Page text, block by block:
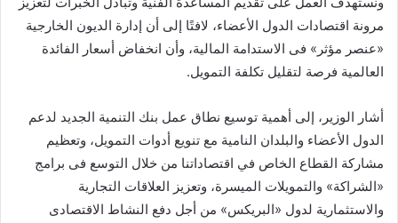
مرونة اقتصادات الدول الأعضاء، لافتًا إلى أن إدارة الديون الخارجية
«عنصر مؤثر» فى الاستدامة المالية، وأن انخفاض أسعار الفائدة
العالمية فرصة لتقليل تكلفة التمويل.
أشار الوزير، إلى أهمية توسيع نطاق عمل بنك التنمية الجديد لدعم
الدول الأعضاء والبلدان النامية مع تنويع أدوات التمويل، وتعظيم
مشاركة القطاع الخاص في اقتصاداتنا من خلال التوسع فى برامج
«الشراكة» والتمويلات الميسرة، وتعزيز العلاقات التجارية
والاستثمارية لدول «البريكس» من أجل دفع النشاط الاقتصادى